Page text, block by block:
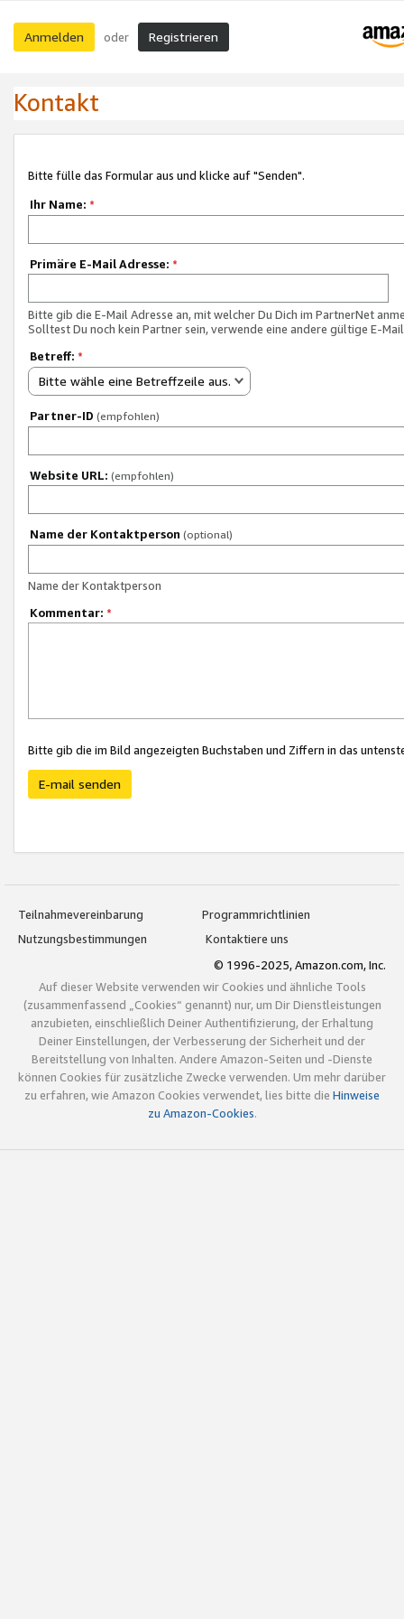
Anmelden oder Registrieren
Kontakt
Bitte fülle das Formular aus und klicke auf "Senden".
Ihr Name: *
Primäre E-Mail Adresse: *
Bitte gib die E-Mail Adresse an, mit welcher Du Dich im PartnerNet
Solltest Du noch kein Partner sein, verwende eine andere gültige E-
Betreff: *
Bitte wähle eine Betreffzeile aus.
Partner-ID (empfohlen)
Website URL: (empfohlen)
Name der Kontaktperson (optional)
Name der Kontaktperson
Kommentar: *
Bitte gib die im Bild angezeigten Buchstaben und Ziffern in das
E-mail senden
Teilnahmevereinbarung
Programmrichtlinien
Nutzungsbestimmungen
Kontaktiere uns
© 1996-2025, Amazon.com, Inc.
Auf dieser Website verwenden wir Cookies und ähnliche Tools
(zusammenfassend „Cookies“ genannt) nur, um Dir Dienstleistungen
anzubieten, einschließlich Deiner Authentifizierung, der Erhaltung
Deiner Einstellungen, der Verbesserung der Sicherheit und der
Bereitstellung von Inhalten. Andere Amazon-Seiten und -Dienste
können Cookies für zusätzliche Zwecke verwenden. Um mehr darüber
zu erfahren, wie Amazon Cookies verwendet, lies bitte die Hinweise
zu Amazon-Cookies.